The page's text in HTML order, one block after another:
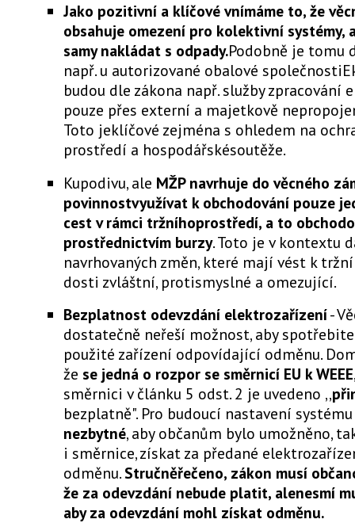
Jako pozitivní a klíčové vnímáme to, že
obsahuje omezení pro kolektivní systémy,
samy nakládat s odpady.Podobně je tomu
např. u autorizované obalové
budou dle zákona např. služby zpracování
pouze přes externí a majetkově
Toto jeklíčové zejména s ohledem na
prostředí a hospodářskésoutěže.
Kupodivu, ale MŽP navrhuje do věcného
povinnostvyužívat k obchodování pouze
cest v rámci tržníhoprostředí, a to
prostřednictvím burzy. Toto je v kontextu
navrhovaných změn, které mají vést k
dosti zvláštní, protismyslné a omezující.
Bezplatnost odevzdání elektrozařízení-
dostatečně neřeší možnost, aby
použité zařízení odpovídající odměnu.
že se jedná o rozpor se směrnicí EU k WEEE
směrnici v článku 5 odst. 2 je uvedeno ,,
bezplatně". Pro budoucí nastavení
nezbytné, aby občanům bylo umožněno,
i směrnice, získat za předané
odměnu. Stručněřečeno, zákon musí
že za odevzdání nebude platit, alenesmí
aby za odevzdání mohl získat odměnu.